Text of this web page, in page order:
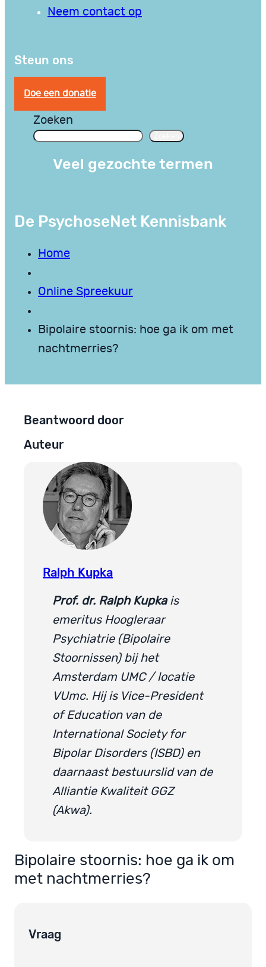
Neem contact op
Steun ons
Doe een donatie
Zoeken
Veel gezochte termen
De PsychoseNet Kennisbank
Home
Online Spreekuur
Bipolaire stoornis: hoe ga ik om met
nachtmerries?
Beantwoord door
Auteur
Ralph Kupka
Prof. dr. Ralph Kupkais
emeritus Hoogleraar
Psychiatrie (Bipolaire
Stoornissen) bij het
Amsterdam UMC / locatie
VUmc. Hij is Vice-President
of Education van de
International Society for
Bipolar Disorders (ISBD) en
daarnaast bestuurslid van de
Alliantie Kwaliteit GGZ
(Akwa).
Bipolaire stoornis: hoe ga ik om
met nachtmerries?
Vraag